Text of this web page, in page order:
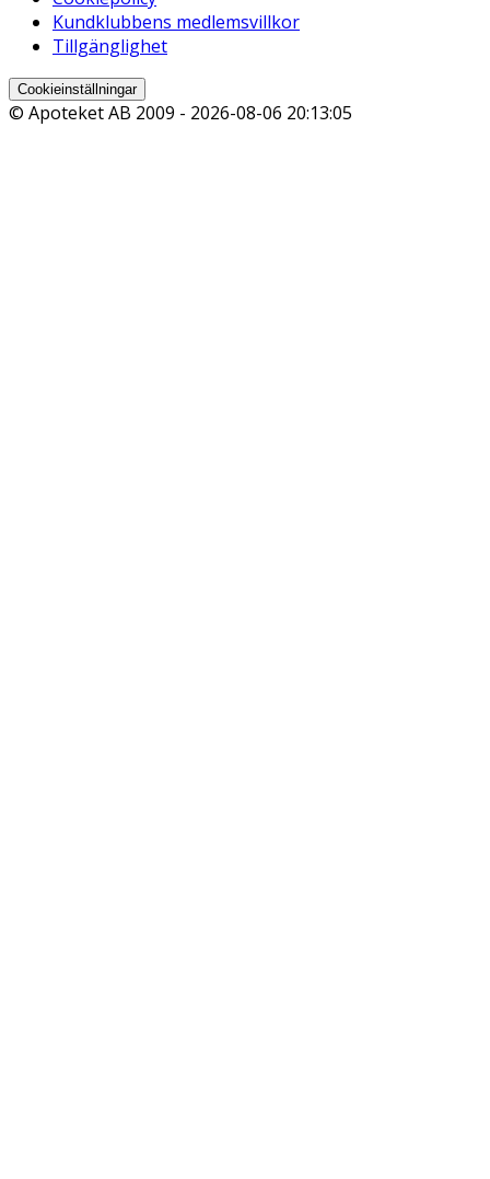
Kundklubbens medlemsvillkor
Tillgänglighet
Cookieinställningar
© Apoteket AB 2009 - 2026-08-06 20:13:05